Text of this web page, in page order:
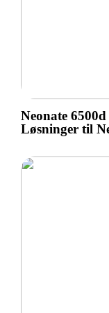
Neonate
Løsninger til